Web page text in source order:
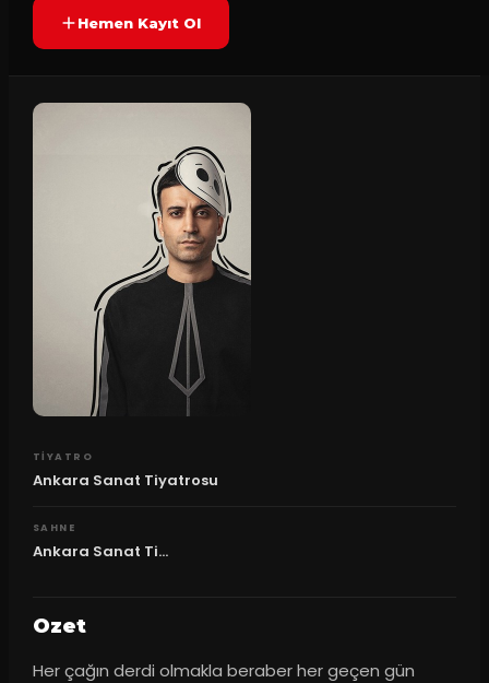
Hemen Kayıt Ol
TIYATRO
Ankara Sanat Tiyatrosu
SAHNE
Ankara Sanat Ti...
Ozet
Her çağın derdi olmakla beraber her geçen gün